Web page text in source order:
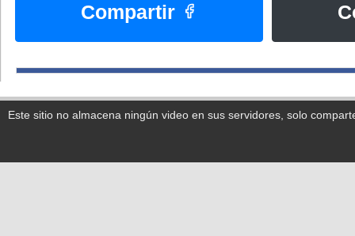
Compartir
Este sitio no almacena ningún video en sus servidores, solo